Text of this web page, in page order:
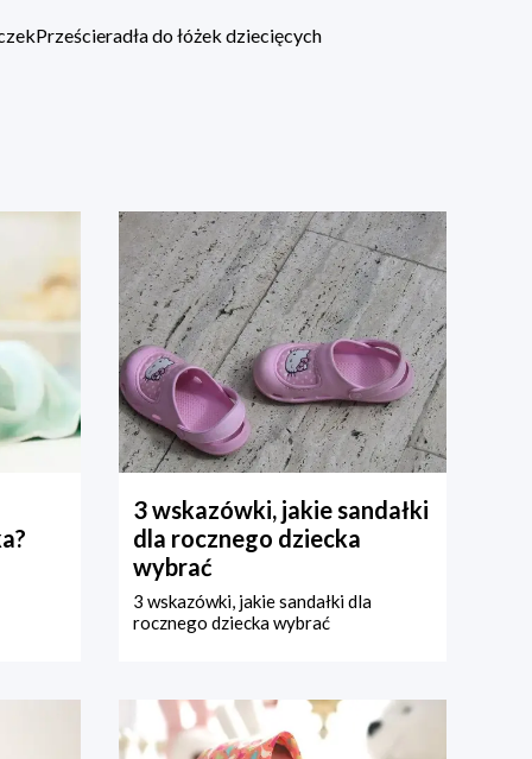
Prześcieradła do łóżek dziecięcych
3 wskazówki, jakie sandałki
dla rocznego dziecka
wybrać
3 wskazówki, jakie sandałki dla
rocznego dziecka wybrać